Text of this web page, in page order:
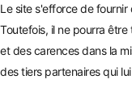
Le site s'efforce de fournir
Toutefois, il ne pourra
et des carences dans la
des tiers partenaires qui